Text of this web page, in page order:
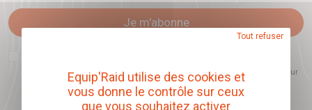
Je m'abonne
proposés. Ce choix est modifiable à tout moment et reste sans incidence sur
mon inscription.Equip'Raid utilise des cookies et
vous donne le contrôle sur ceux
que vous souhaitez activer
Tout refuser